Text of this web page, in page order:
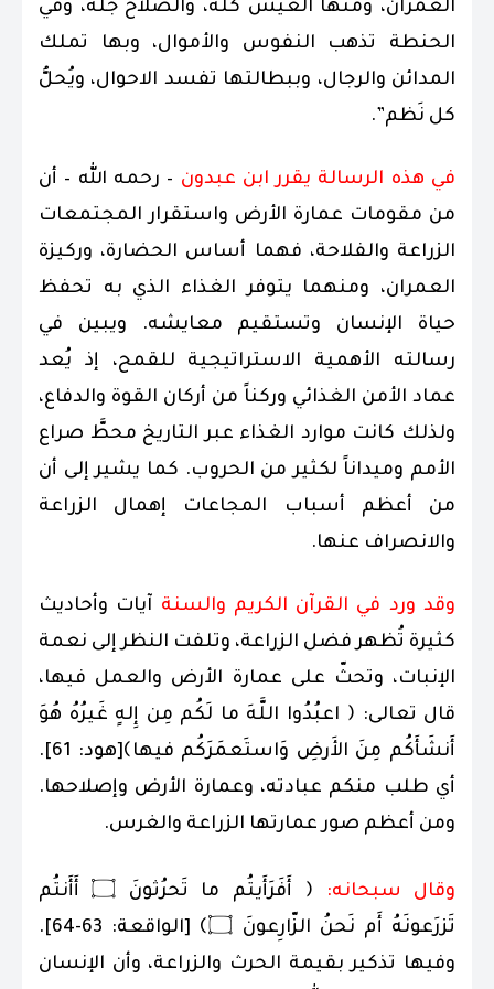
العمران، ومنها العيش كله، والصلاح جلّه، وفي
الحنطة تذهب النفوس والأموال، وبها تملك
المدائن والرجال، وببطالتها تفسد الاحوال، ويُحلُّ
كل نَظم”.
في هذه الرسالة يقرر ابن عبدون – رحمه الله – أن
من مقومات عمارة الأرض واستقرار المجتمعات
الزراعة والفلاحة، فهما أساس الحضارة، وركيزة
العمران، ومنهما يتوفر الغذاء الذي به تحفظ
حياة الإنسان وتستقيم معايشه. ويبين في
رسالته الأهمية الاستراتيجية للقمح، إذ يُعد
عماد الأمن الغذائي وركناً من أركان القوة والدفاع،
ولذلك كانت موارد الغذاء عبر التاريخ محطَّ صراع
الأمم وميداناً لكثير من الحروب. كما يشير إلى أن
من أعظم أسباب المجاعات إهمال الزراعة
والانصراف عنها.
وقد ورد في القرآن الكريم والسنة آيات وأحاديث
كثيرة تُظهر فضل الزراعة، وتلفت النظر إلى نعمة
الإنبات، وتحثّ على عمارة الأرض والعمل فيها،
قال تعالى: ﴿ اعبُدُوا اللَّهَ ما لَكُم مِن إِلهٍ غَيرُهُ هُوَ
أَنشَأَكُم مِنَ الأَرضِ وَاستَعمَرَكُم فيها﴾[هود: 61].
أي طلب منكم عبادته، وعمارة الأرض وإصلاحها.
ومن أعظم صور عمارتها الزراعة والغرس.
وقال سبحانه:
﴿ أَفَرَأَيتُم ما تَحرُثونَ ۝ أَأَنتُم
تَزرَعونَهُ أَم نَحنُ الزّارِعونَ ۝﴾ [الواقعة: 63-64].
وفيها تذكير بقيمة الحرث والزراعة، وأن الإنسان